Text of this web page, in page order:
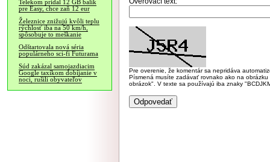
Telekom pridal 12 GB balík
pre Easy, chce zaň 12 eur
Železnice znižujú kvôli teplu
rýchlosť iba na 50 km/h,
spôsobuje to meškanie
Odštartovala nová séria
populárneho sci-fi Futurama
Súd zakázal samojazdiacim
Google taxíkom dobíjanie v
noci, rušili obyvateľov
Pre overenie, že komentár sa nepridáva
Písmená musíte zadávať rovnako ako na
obrázok". V texte sa používajú iba znaky